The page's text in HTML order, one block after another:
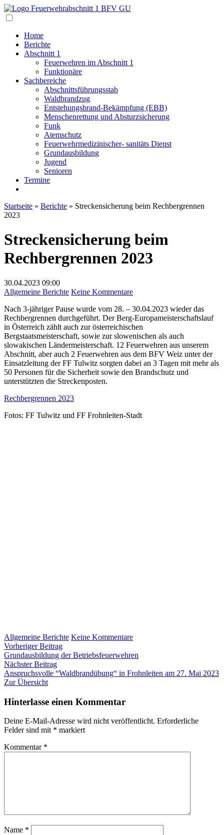
Home
Berichte
Abschnitt 1
Feuerwehren im Abschnitt 1
Funktionäre
Sachbereiche
Abschnittsführungsstab
Waldbrandzug
Entstehungsbrand-Bekämpfung (EBB)
Menschenrettung und Absturzsicherung
Funk
Atemschutz
Feuerwehrmedizinischer- sanitäts Dienst
Grundausbildung
Jugend
Senioren
Termine
Startseite » Berichte » Streckensicherung beim Rechbergrennen
2023
Streckensicherung beim
Rechbergrennen 2023
30.04.2023 09:00
Allgemeine Berichte Keine Kommentarezu
beim
Rechbergrennen
2023
Nach 3-jähriger Pause wurde vom 28. – 30.04.2023 wieder das
Rechbergrennen durchgeführt. Der Berg-Europameisterschaftslauf
in Österreich zählt auch zur österreichischen
Bergstaatsmeisterschaft, sowie zur slowenischen als auch
slowakischen Ländermeisterschaft. 12 Feuerwehren aus unserem
Abschnitt, aber auch 2 Feuerwehren aus dem BFV Weiz unter der
Einsatzleitung der FF Tulwitz sorgten dabei an 3 Tagen mit mehr als
50 Personen für die Sicherheit sowie den Brandschutz und
unterstützten die Streckenposten.
Rechbergrennen 2023
Fotos: FF Tulwitz und FF Frohnleiten-Stadt
Allgemeine Berichte Keine Kommentarezu
beim
2023
Beitragsnavigation
Vorheriger BeitragVorheriger
Beitrag:
Grundausbildung der Betriebsfeuerwehren
Nächster BeitragNächster
Beitrag:
Anspruchsvolle “Waldbrandübung“ in Frohnleiten am 27. Mai 2023
Zur Übersicht
Hinterlasse einen Kommentar
Deine E-Mail-Adresse wird nicht veröffentlicht. Erforderliche
Felder sind mit * markiert
Kommentar *
Name *